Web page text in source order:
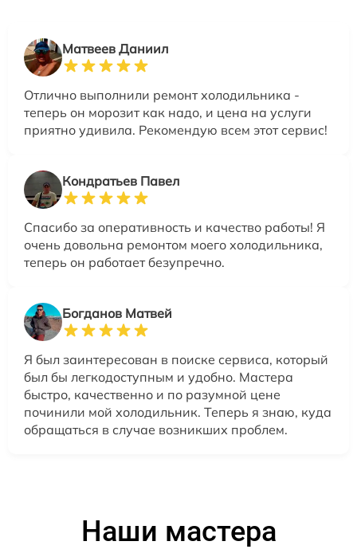
Матвеев Даниил
Отлично выполнили ремонт холодильника -
теперь он морозит как надо, и цена на услуги
приятно удивила. Рекомендую всем этот сервис!
Кондратьев Павел
Спасибо за оперативность и качество работы! Я
очень довольна ремонтом моего холодильника,
теперь он работает безупречно.
Богданов Матвей
Я был заинтересован в поиске сервиса, который
был бы легкодоступным и удобно. Мастера
быстро, качественно и по разумной цене
починили мой холодильник. Теперь я знаю, куда
обращаться в случае возникших проблем.
Наши мастера